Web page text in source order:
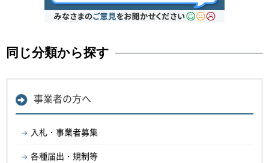
同じ分類から探す
事業者の方へ
入札・事業者募集
各種届出・規制等